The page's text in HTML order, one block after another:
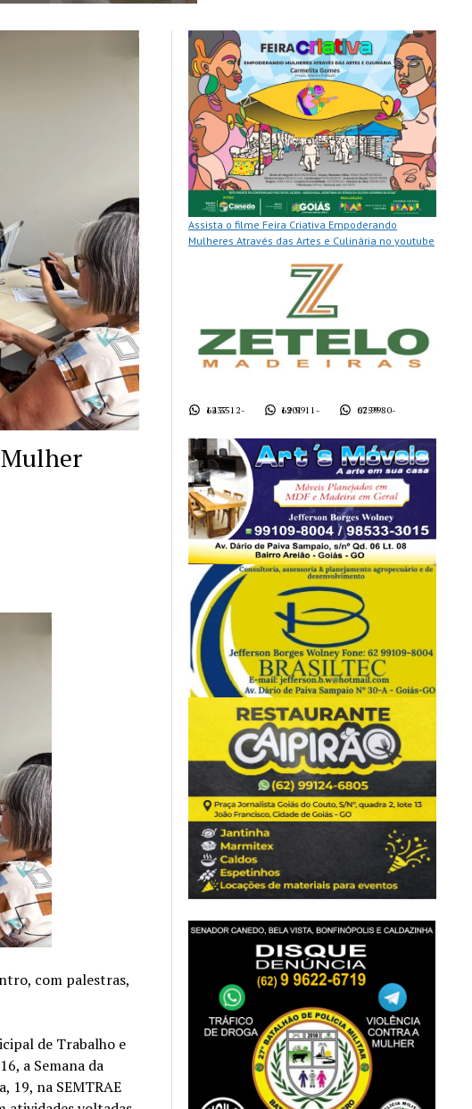
Mulher
com palestras,
de Trabalho e
a Semana da
19, na SEMTRAE
Assista o filme Feira Criativa Empoderando
Mulheres Através das Artes e Culinária no youtube
62 3512-1437 62 9911-1901 62 9980-0759